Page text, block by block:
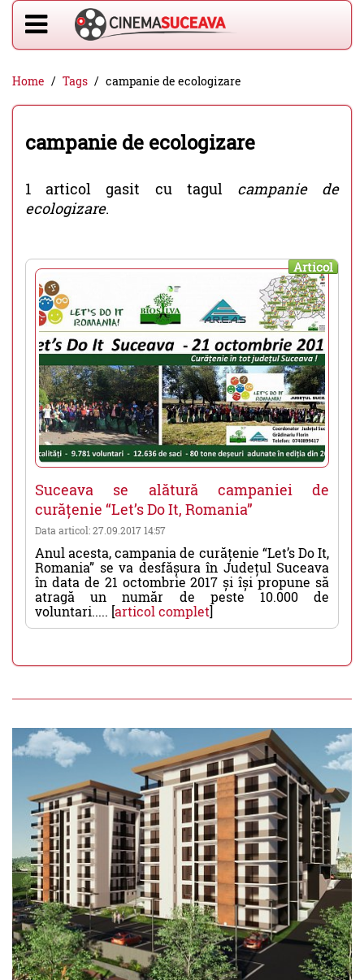
Home Tags campanie de ecologizare
campanie de ecologizare
1 articol gasit cu tagul campanie de
ecologizare.
Articol
Suceava se alătură campaniei de
curățenie “Let’s Do It, Romania”
Data articol: 27.09.2017 14:57
Anul acesta, campania de curățenie “Let’s Do It,
Romania” se va desfășura în Județul Suceava
în data de 21 octombrie 2017 și își propune să
atragă un număr de peste 10.000 de
voluntari..... [articol complet]